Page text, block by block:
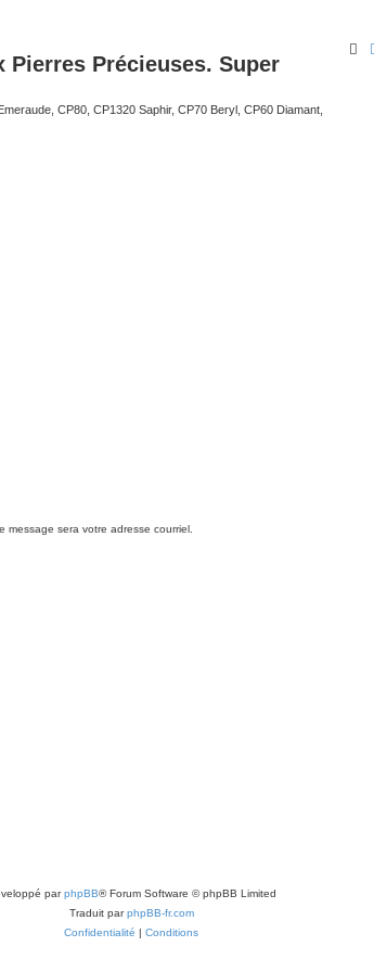
Pierres Précieuses. Super
CP80, CP1320 Saphir, CP70 Beryl, CP60 Diamant,
sera votre adresse courriel.
parphpBB® Forum Software © phpBB Limited
Traduit parphpBB-fr.com
Confidentialité | Conditions